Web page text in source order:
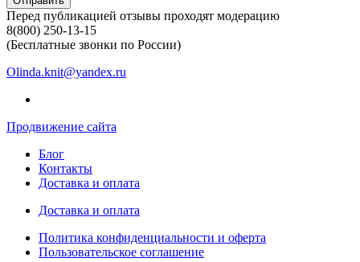
Перед публикацией отзывы проходят модерацию
8(800) 250-13-15
(Бесплатные звонки по России)
Olinda.knit@yandex.ru
Продвижение сайта
Блог
Контакты
Доставка и оплата
Доставка и оплата
Политика конфиденциальности и оферта
Пользовательское соглашение